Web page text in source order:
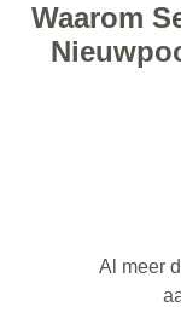
Waarom
Al meer